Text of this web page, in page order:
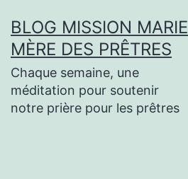
au
contenu
BLOG MISSION MARIE
MÈRE DES PRÊTRES
Chaque semaine, une
méditation pour soutenir
notre prière pour les prêtres